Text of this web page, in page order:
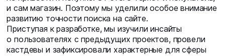
и сам магазин. Поэтому мы уделили особое внимание
развитию точности поиска на сайте.
Приступая к разработке, мы изучили инсайты
о пользователях с предыдущих проектов, провели
кастдевы и зафиксировали характерные для сферы